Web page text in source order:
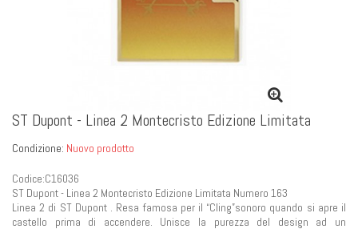
ST Dupont - Linea 2 Montecristo Edizione Limitata
Condizione: Nuovo prodotto
Codice:C16036
ST Dupont - Linea 2 Montecristo Edizione Limitata Numero 163
Linea 2 di ST Dupont . Resa famosa per il “Cling”sonoro quando si apre il
castello prima di accendere. Unisce la purezza del design ad un